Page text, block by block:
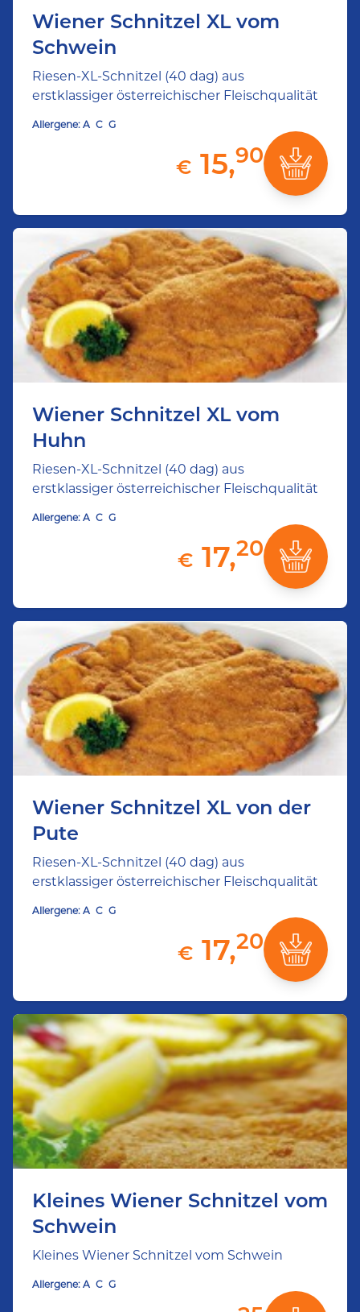
Wiener Schnitzel XL vom
Schwein
Riesen-XL-Schnitzel (40 dag) aus
erstklassiger österreichischer Fleischqualität
Allergene: A C G
€ 15,90
Wiener Schnitzel XL vom
Huhn
Riesen-XL-Schnitzel (40 dag) aus
erstklassiger österreichischer Fleischqualität
Allergene: A C G
€ 17,20
Wiener Schnitzel XL von der
Pute
Riesen-XL-Schnitzel (40 dag) aus
erstklassiger österreichischer Fleischqualität
Allergene: A C G
€ 17,20
Kleines Wiener Schnitzel vom
Schwein
Kleines Wiener Schnitzel vom Schwein
Allergene: A C G